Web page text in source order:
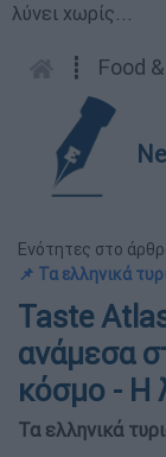
λύνει χωρίς...
┋ Food
Ενότητες στο
📌 Τα ελληνικά
Taste
ανάμεσα
κόσμο - Η
Τα ελληνικά